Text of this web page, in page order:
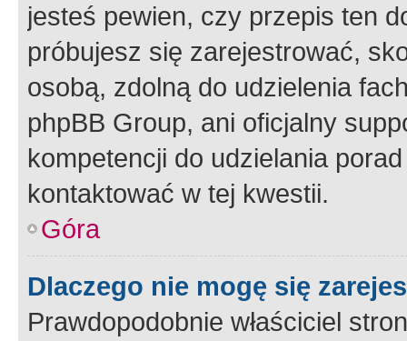
jesteś pewien, czy przepis ten
próbujesz się zarejestrować,
osobą, zdolną do udzielenia
phpBB Group, ani oficjalny
kompetencji do udzielania
kontaktować w tej kwestii.
Góra
Dlaczego nie mogę się
Prawdopodobnie właściciel